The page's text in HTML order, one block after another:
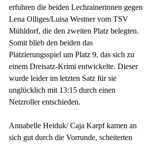
erfuhren die beiden Lechrainerinnen gegen
Lena Olliges/Luisa Westner vom TSV
Mühldorf, die den zweiten Platz belegten.
Somit blieb den beiden das
Platzierungsspiel um Platz 9, das sich zu
einem Dreisatz-Krimi entwickelte. Dieser
wurde leider im letzten Satz für sie
unglücklich mit 13:15 durch einen
Netzroller entschieden.
Annabelle Heiduk/ Caja Karpf kamen an
sich gut durch die Vorrunde, scheiterten